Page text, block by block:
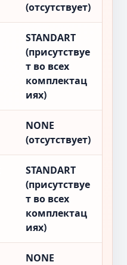
(отсутствует)
STANDART
(присутствуе
т во всех
комплектац
иях)
NONE
(отсутствует)
STANDART
(присутствуе
т во всех
комплектац
иях)
NONE